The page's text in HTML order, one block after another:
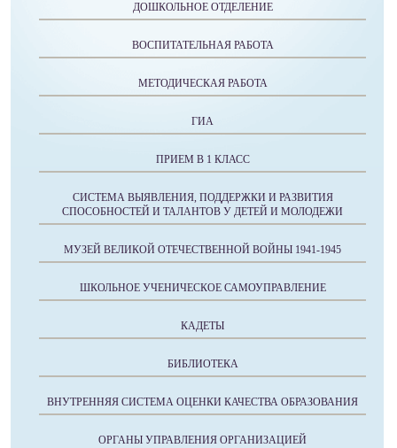
ДОШКОЛЬНОЕ ОТДЕЛЕНИЕ
ВОСПИТАТЕЛЬНАЯ РАБОТА
МЕТОДИЧЕСКАЯ РАБОТА
ГИА
ПРИЕМ В 1 КЛАСС
СИСТЕМА ВЫЯВЛЕНИЯ, ПОДДЕРЖКИ И РАЗВИТИЯ
СПОСОБНОСТЕЙ И ТАЛАНТОВ У ДЕТЕЙ И МОЛОДЕЖИ
МУЗЕЙ ВЕЛИКОЙ ОТЕЧЕСТВЕННОЙ ВОЙНЫ 1941-1945
ШКОЛЬНОЕ УЧЕНИЧЕСКОЕ САМОУПРАВЛЕНИЕ
КАДЕТЫ
БИБЛИОТЕКА
ВНУТРЕННЯЯ СИСТЕМА ОЦЕНКИ КАЧЕСТВА ОБРАЗОВАНИЯ
ОРГАНЫ УПРАВЛЕНИЯ ОРГАНИЗАЦИЕЙ